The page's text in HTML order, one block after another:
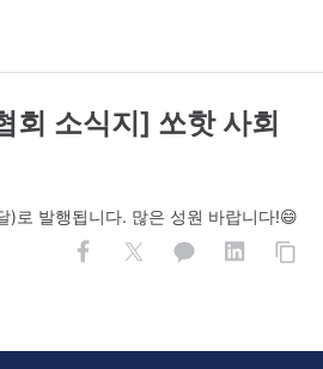
회 소식지] 쏘핫 사회
)로 발행됩니다. 많은 성원 바랍니다!😄